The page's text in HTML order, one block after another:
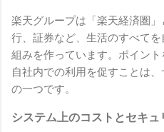
楽天グループは「楽天経済圏
行、証券など、生活のすべて
組みを作っています。ポイント
自社内での利用を促すことは
の一つです。
システム上のコストとセキュ